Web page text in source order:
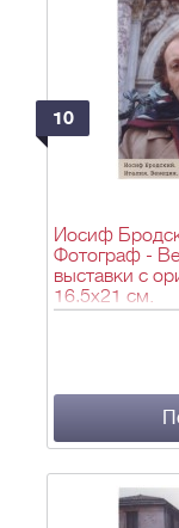
10
Иосиф
Фотограф -
выставки с
16,5х21 см.